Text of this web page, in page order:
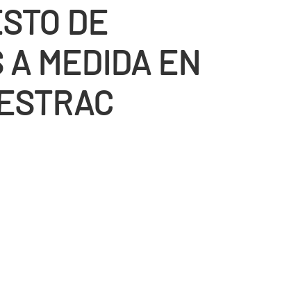
DE
MEDIDA EN